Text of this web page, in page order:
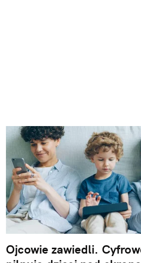
Ojcowie zawiedli.